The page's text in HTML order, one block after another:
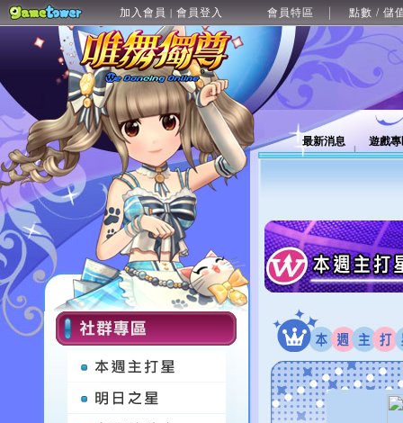
加入會員 | 會員登入 會員特區 點數 / 儲
最新消息 遊戲